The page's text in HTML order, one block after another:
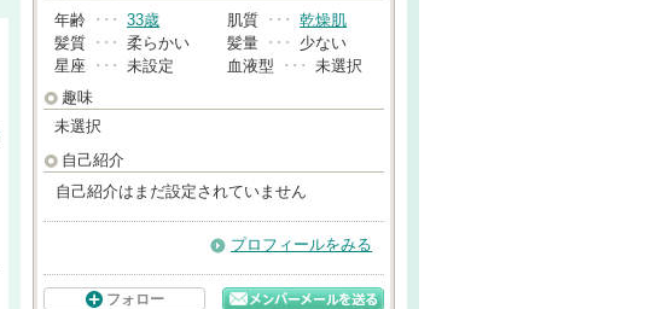
年齢 ･･･ 33歳 肌質 ･･･ 乾燥肌
髪質 ･･･ 柔らかい 髪量 ･･･
少ない
星座 ･･･ 未設定 血液型 ･･･ 未選択
趣味
未選択
自己紹介
自己紹介はまだ設定されていません
プロフィールをみる
フォロー